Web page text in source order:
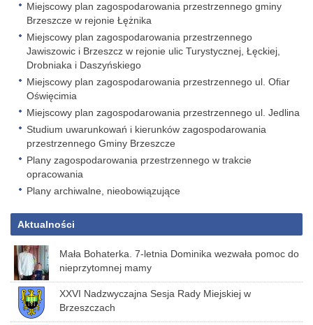
Miejscowy plan zagospodarowania przestrzennego gminy
Brzeszcze w rejonie Łężnika
Miejscowy plan zagospodarowania przestrzennego
Jawiszowic i Brzeszcz w rejonie ulic Turystycznej, Łęckiej,
Drobniaka i Daszyńskiego
Miejscowy plan zagospodarowania przestrzennego ul. Ofiar
Oświęcimia
Miejscowy plan zagospodarowania przestrzennego ul. Jedlina
Studium uwarunkowań i kierunków zagospodarowania
przestrzennego Gminy Brzeszcze
Plany zagospodarowania przestrzennego w trakcie
opracowania
Plany archiwalne, nieobowiązujące
Aktualności
Mała Bohaterka. 7-letnia Dominika wezwała pomoc do
nieprzytomnej mamy
XXVI Nadzwyczajna Sesja Rady Miejskiej w
Brzeszczach